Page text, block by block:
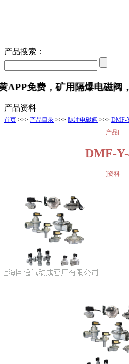
产品搜索：
免费，矿用隔爆电磁阀
产品资料
首页 >>> 产品目录 >>> 脉冲电磁阀 >>> DMF-
产品[
DMF-
]资料